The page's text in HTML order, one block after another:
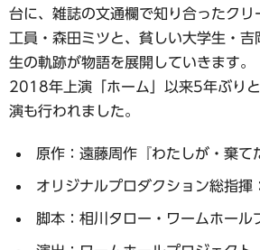
台に、雑誌の文通欄で知り合ったクリ
工員・森田ミツと、貧しい大学生・吉
生の軌跡が物語を展開していきます。
2018年上演「ホーム」以来5年ぶり
演も行われました。
原作：遠藤周作『わたしが・棄て
オリジナルプロダクション総指揮
脚本：相川タロー・ワームホール